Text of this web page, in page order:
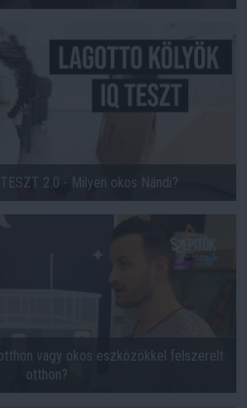
TESZT 2.0 - Milyen okos Nándi?
vagy okos eszközökkel felszerelt
otthon?